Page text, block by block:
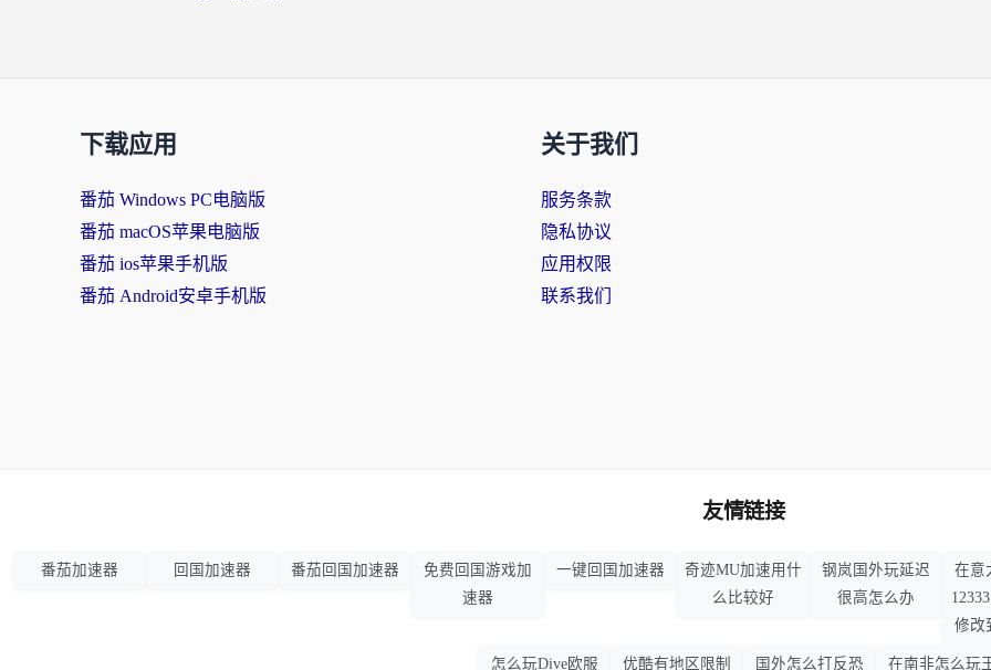
下载应用
番茄 Windows PC电脑版
番茄 macOS苹果电脑版
番茄 ios苹果手机版
番茄 Android安卓手机版
关于我们
服务条款
隐私协议
应用权限
联系我们
友情链接
番茄加速器 回国加速器 番茄回国加速器
免费回国游戏加
速器
一键回国加速器
奇迹MU加速用什
么比较好
钢岚国外玩延迟
很高怎么办
在意
修改
怎么玩Dive欧服 优酷有地区限制 国外怎么打反恐 在南非怎么玩